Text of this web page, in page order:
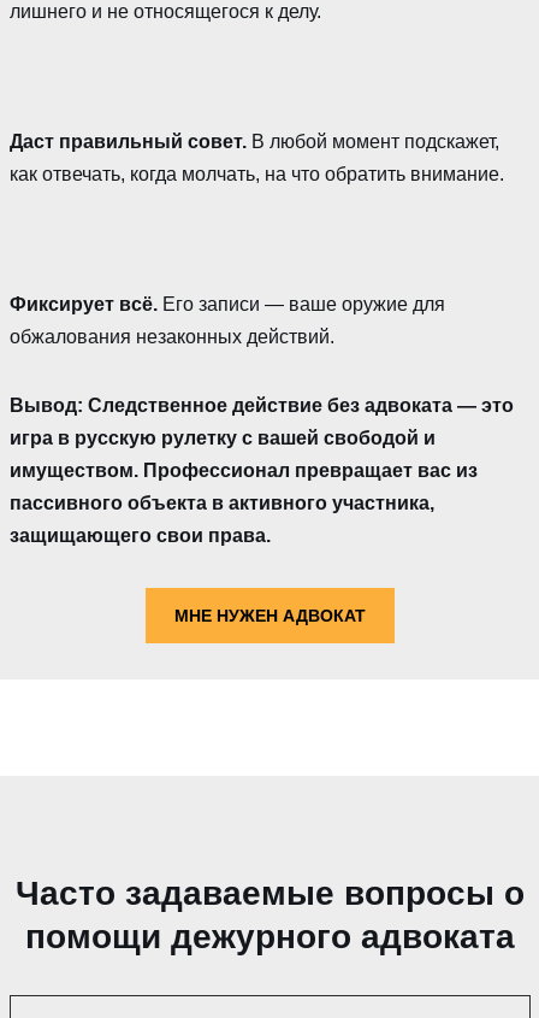
лишнего и не относящегося к делу.
Даст правильный совет.В любой момент подскажет,
как отвечать, когда молчать, на что обратить внимание.
Фиксирует всё.Его записи — ваше оружие для
обжалования незаконных действий.
Вывод: Следственное действие без адвоката — это
игра в русскую рулетку с вашей свободой и
имуществом. Профессионал превращает вас из
пассивного объекта в активного участника,
защищающего свои права.
МНЕ НУЖЕН АДВОКАТ
Часто задаваемые вопросы о
помощи дежурного адвоката